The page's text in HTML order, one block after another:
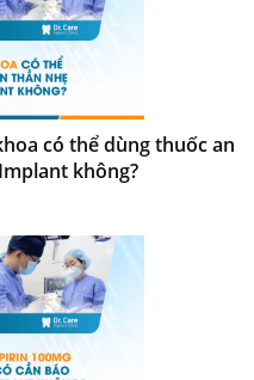
có thể dùng thuốc an
không?